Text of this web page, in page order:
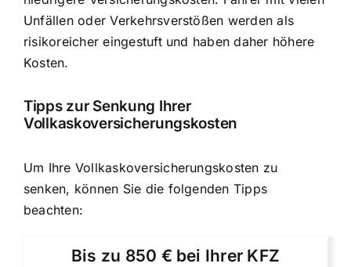
Unfällen oder Verkehrsverstößen werden als
risikoreicher eingestuft und haben daher höhere
Kosten.
Tipps zur Senkung Ihrer
Vollkaskoversicherungskosten
Um Ihre Vollkaskoversicherungskosten zu
senken, können Sie die folgenden Tipps
beachten:
Bis zu 850 € bei Ihrer KFZ